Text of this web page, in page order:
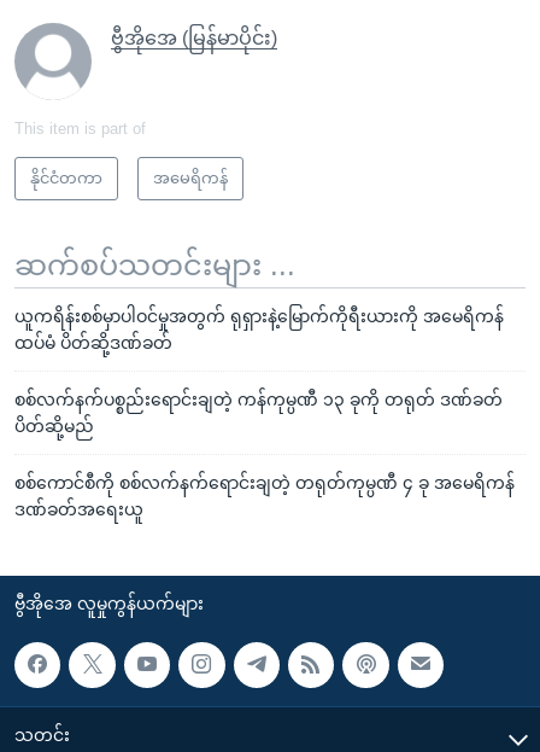
ဗွီအိုအေ (မြန်မာပိုင်း)
This item is part of
နိုင်ငံတကာ အမေရိကန်
ဆက်စပ်သတင်းများ ...
ယူကရိန်းစစ်မှာပါဝင်မှုအတွက် ရုရှားနဲ့မြောက်ကိုရီးယားကို အမေရိကန်
ထပ်မံ ပိတ်ဆို့ဒဏ်ခတ်
စစ်လက်နက်ပစ္စည်းရောင်းချတဲ့ ကန်ကုမ္ပဏီ ၁၃ ခုကို တရုတ် ဒဏ်ခတ်
ပိတ်ဆို့မည်
စစ်ကောင်စီကို စစ်လက်နက်ရောင်းချတဲ့ တရုတ်ကုမ္ပဏီ ၄ ခု အမေရိကန်
ဒဏ်ခတ်အရေးယူ
ဗွီအိုအေ လူမှုကွန်ယက်များ
သတင်း